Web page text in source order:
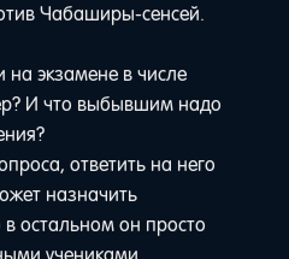
Чабаширы-сенсей.
экзамене в числе
И что выбывшим надо
ответить на него
назначить
остальном он просто